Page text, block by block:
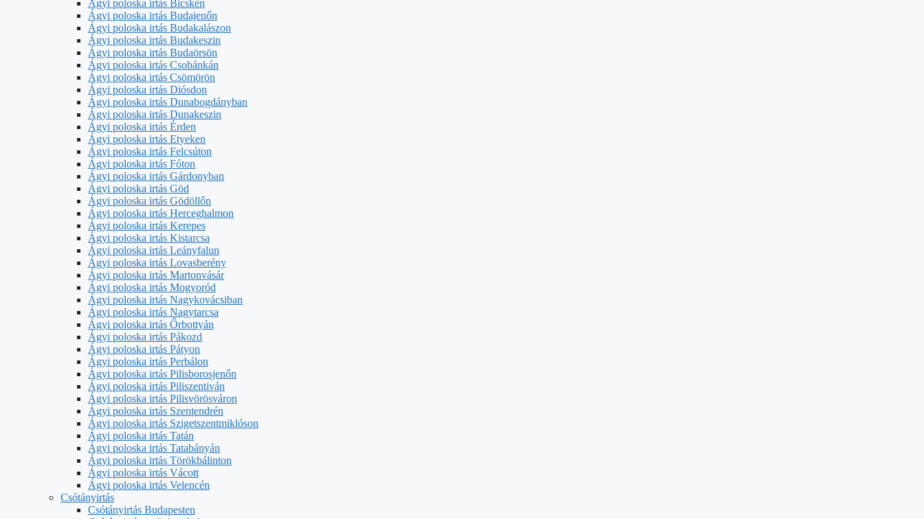
Ágyi poloska irtás Bicskén
Ágyi poloska irtás Budajenőn
Ágyi poloska irtás Budakalászon
Ágyi poloska irtás Budakeszin
Ágyi poloska irtás Budaörsön
Ágyi poloska irtás Csobánkán
Ágyi poloska irtás Csömörön
Ágyi poloska irtás Diósdon
Ágyi poloska irtás Dunabogdányban
Ágyi poloska irtás Dunakeszin
Ágyi poloska irtás Érden
Ágyi poloska irtás Etyeken
Ágyi poloska irtás Felcsúton
Ágyi poloska irtás Fóton
Ágyi poloska irtás Gárdonyban
Ágyi poloska irtás Göd
Ágyi poloska irtás Gödöllőn
Ágyi poloska irtás Herceghalmon
Ágyi poloska irtás Kerepes
Ágyi poloska irtás Kistarcsa
Ágyi poloska irtás Leányfalun
Ágyi poloska irtás Lovasberény
Ágyi poloska irtás Martonvásár
Ágyi poloska irtás Mogyoród
Ágyi poloska irtás Nagykovácsiban
Ágyi poloska irtás Nagytarcsa
Ágyi poloska irtás Őrbottyán
Ágyi poloska irtás Pákozd
Ágyi poloska irtás Pátyon
Ágyi poloska irtás Perbálon
Ágyi poloska irtás Pilisborosjenőn
Ágyi poloska irtás Piliszentiván
Ágyi poloska irtás Pilisvörösváron
Ágyi poloska irtás Szentendrén
Ágyi poloska irtás Szigetszentmiklóson
Ágyi poloska irtás Tatán
Ágyi poloska irtás Tatabányán
Ágyi poloska irtás Törökbálinton
Ágyi poloska irtás Vácott
Ágyi poloska irtás Velencén
Csótányirtás
Csótányirtás Budapesten